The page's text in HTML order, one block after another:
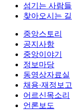
섬기는 사람들
찾아오시는 길
중앙스토리
공지사항
중앙이야기
정보마당
동영상자료실
채용·재정보고
어르신목소리
언론보도